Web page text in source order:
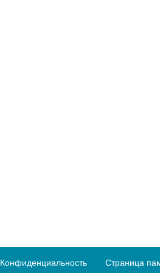
Конфиденциальность Страница